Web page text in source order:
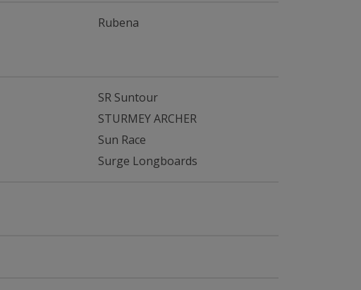
Rubena
SR Suntour
STURMEY ARCHER
Sun Race
Surge Longboards